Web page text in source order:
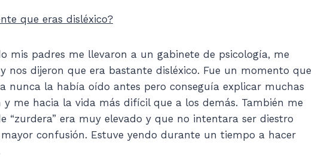
que eras disléxico?
mis padres me llevaron a un gabinete de psicología, me
nos dijeron que era bastante disléxico. Fue un momento que
nunca la había oído antes pero conseguía explicar muchas
y me hacia la vida más difícil que a los demás. También me
“zurdera” era muy elevado y que no intentara ser diestro
confusión. Estuve yendo durante un tiempo a hacer